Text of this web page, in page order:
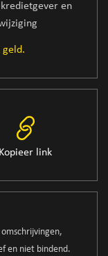
en
geld.
Kopieer link
en niet bindend.